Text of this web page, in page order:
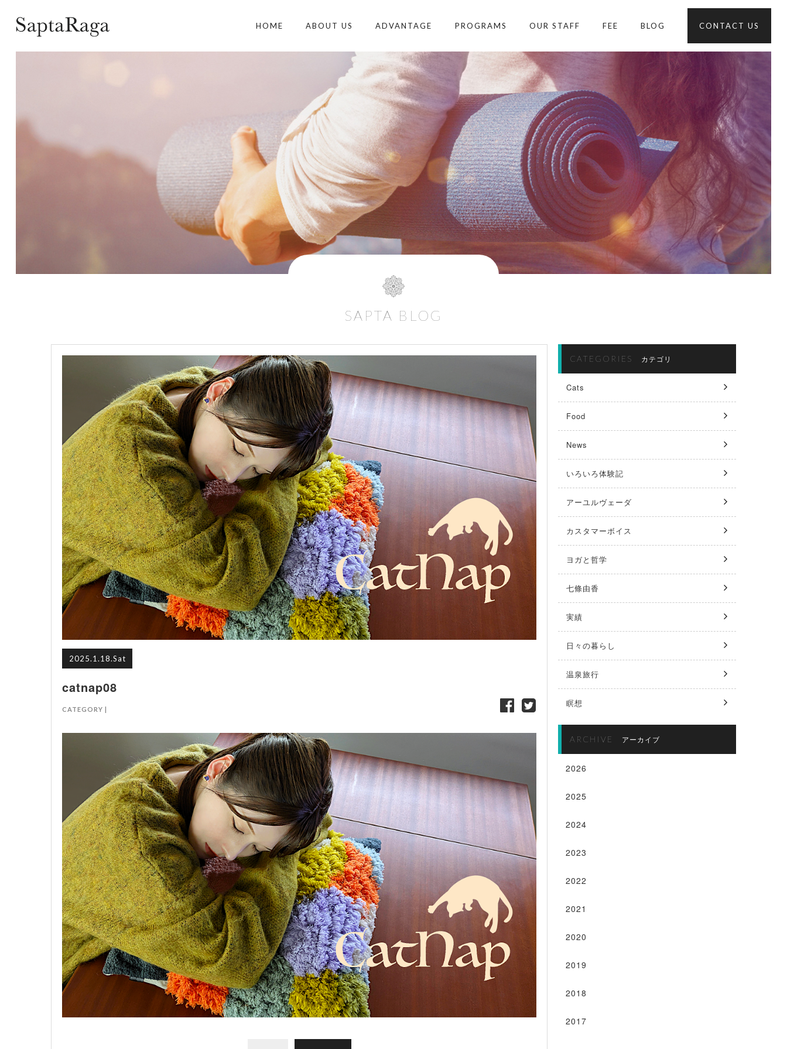
HOME ABOUT US ADVANTAGE PROGRAMS OUR STAFF FEE BLOG CONTACT US
SAPTA BLOG
2025.1.18.Sat
catnap08
CATEGORY |
CATEGORIES カテゴリ
Cats
Food
News
いろいろ体験記
アーユルヴェーダ
カスタマーボイス
ヨガと哲学
七條由香
実績
日々の暮らし
温泉旅行
瞑想
ARCHIVE アーカイブ
2026
2025
2024
2023
2022
2021
2020
2019
2018
2017